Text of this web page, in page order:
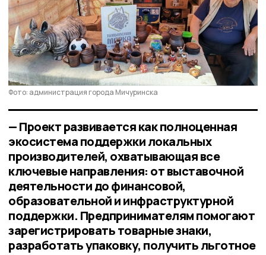
Фото: администрация города Мичуринска
— Проект развивается как полноценная
экосистема поддержки локальных
производителей, охватывающая все
ключевые направления: от выставочной
деятельности до финансовой,
образовательной и инфраструктурной
поддержки. Предпринимателям помогают
зарегистрировать товарные знаки,
разработать упаковку, получить льготное